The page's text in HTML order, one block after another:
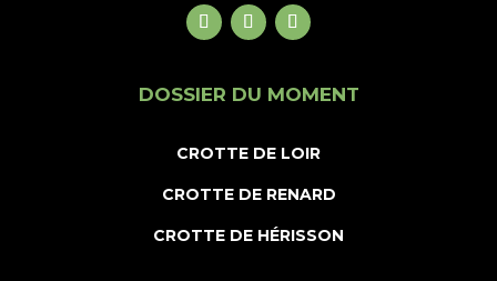
DOSSIER DU MOMENT
CROTTE DE LOIR
CROTTE DE RENARD
CROTTE DE HÉRISSON